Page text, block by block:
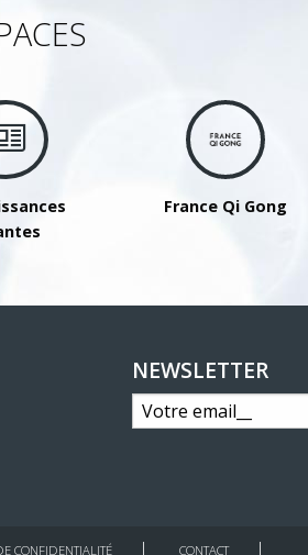
France Qi Gong
NEWSLETTER
CONFIDENTIALITÉ CONTACT